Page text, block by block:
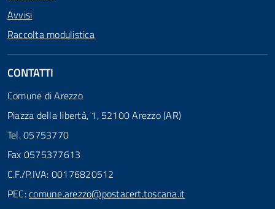
Avvisi
Raccolta modulistica
CONTATTI
Comune di Arezzo
Piazza della libertà, 1, 52100 Arezzo (AR)
Tel. 05753770
Fax 0575377613
C.F./P.IVA: 00176820512
PEC:comune.arezzo@postacert.toscana.it